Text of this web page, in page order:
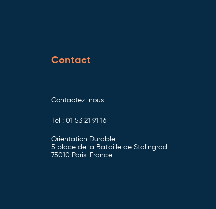
Contact
Contactez-nous
Tel : 01 53 21 91 16
Orientation Durable
5 place de la Bataille de Stalingrad
75010 Paris-France